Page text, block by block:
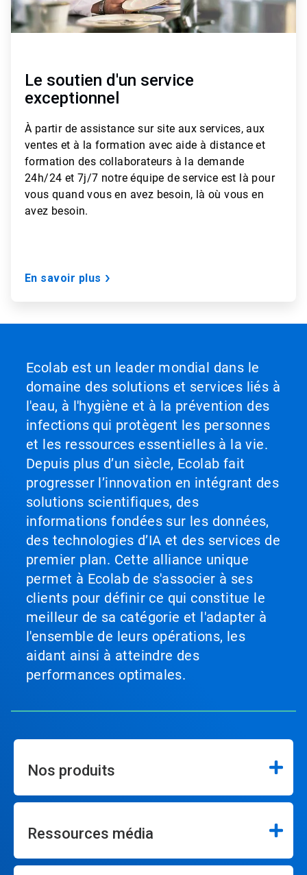
Le soutien d'un service
exceptionnel
À partir de assistance sur site aux services, aux
ventes et à la formation avec aide à distance et
formation des collaborateurs à la demande
24h/24 et 7j/7 notre équipe de service est là pour
vous quand vous en avez besoin, là où vous en
avez besoin.
En savoir plus
Ecolab est un leader mondial dans le
domaine des solutions et services liés à
l'eau, à l'hygiène et à la prévention des
infections qui protègent les personnes
et les ressources essentielles à la vie.
Depuis plus d’un siècle, Ecolab fait
progresser l’innovation en intégrant des
solutions scientifiques, des
informations fondées sur les données,
des technologies d’IA et des services de
premier plan. Cette alliance unique
permet à Ecolab de s'associer à ses
clients pour définir ce qui constitue le
meilleur de sa catégorie et l'adapter à
l'ensemble de leurs opérations, les
aidant ainsi à atteindre des
performances optimales.
Nos produits
Ressources média